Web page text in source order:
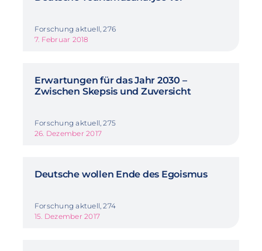
Forschung aktuell, 276
7. Februar 2018
Erwartungen für das Jahr 2030 –
Zwischen Skepsis und Zuversicht
Forschung aktuell, 275
26. Dezember 2017
Deutsche wollen Ende des Egoismus
Forschung aktuell, 274
15. Dezember 2017